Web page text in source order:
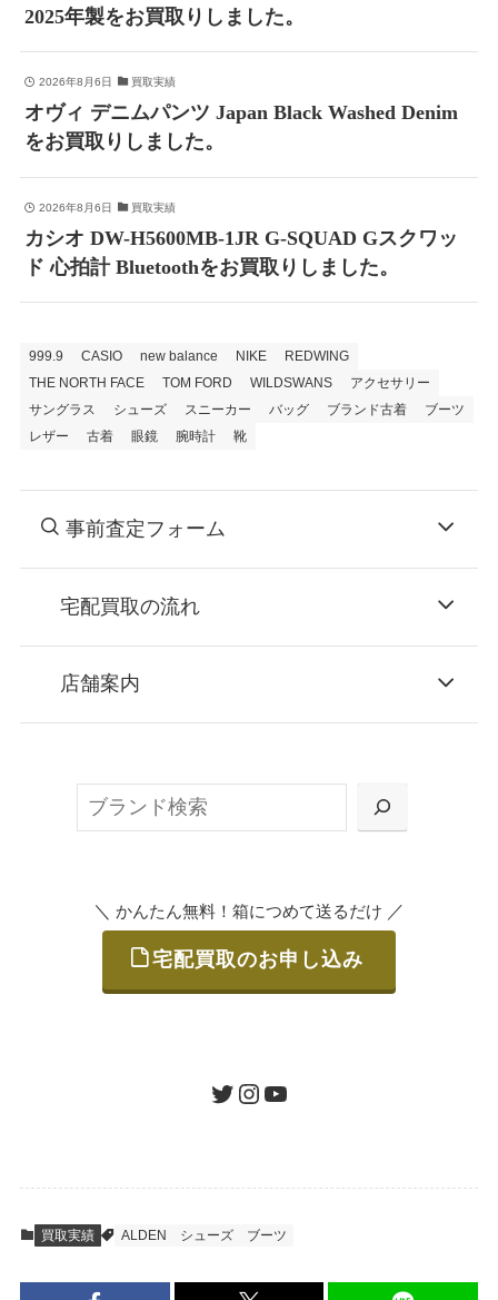
2025年製をお買取りしました。
2026年8月6日 買取実績
オヴィ デニムパンツ Japan Black Washed Denim
をお買取りしました。
2026年8月6日 買取実績
カシオ DW-H5600MB-1JR G-SQUAD Gスクワッ
ド 心拍計 Bluetoothをお買取りしました。
999.9 CASIO new balance NIKE
REDWING
THE NORTH FACE
TOM FORD WILDSWANS
アクセサリー
サングラス
シューズ スニーカー バッグ ブランド古着
ブーツ
レザー
古着 眼鏡 腕時計 靴
事前査定フォーム
宅配買取の流れ
お申込み
または梱包材不要の「集荷申込」からお選び
ご発送
査定結果のご承認 / 入金
到着即日に査定いたします。買取金額にご納
店舗案内
＼ かんたん無料！箱につめて送るだけ ／
宅配買取のお申し込み
ツイッターインスタグラムユーチューブ
買取実績 ALDEN シューズ ブーツ